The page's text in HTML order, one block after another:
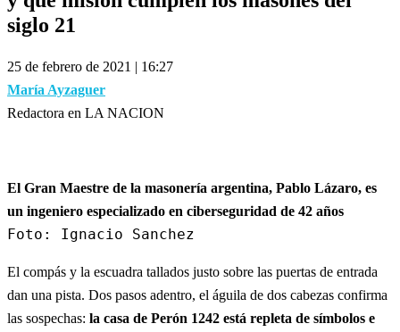
siglo 21
25 de febrero de 2021 | 16:27
María Ayzaguer
Redactora en LA NACION
El Gran Maestre de la masonería argentina, Pablo Lázaro, es
un ingeniero especializado en ciberseguridad de 42 años
Foto: Ignacio Sanchez
El compás y la escuadra tallados justo sobre las puertas de entrada
dan una pista. Dos pasos adentro, el águila de dos cabezas confirma
las sospechas: la casa de Perón 1242 está repleta de símbolos e